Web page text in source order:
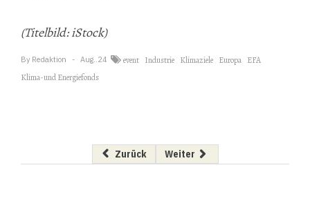
(Titelbild: iStock)
By Redaktion Aug..24 event Industrie Klimaziele Europa EFA
Klima-und Energiefonds
Vorheriger Beitrag: Überzeugende Ökobilanz
Zurück Nächster Beitrag: Grüne
Weiter